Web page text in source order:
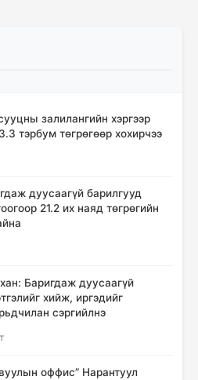
залилангийн хэргээр
тэрбум төгрөгөөр хохирчээ
дуусаагүй барилгууд
21.2 их наяд төгрөгийн
Баригдаж дуусаагүй
хийж, иргэдийг
сэргийлнэ
оффис” Нарантуул